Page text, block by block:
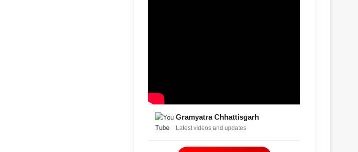
Gramyatra Chhattisgarh
Latest videos and updates